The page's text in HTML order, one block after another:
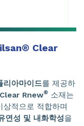
® Clear
리아마이드를 제공하
Clear Rnew® 소재는
적으로 적합하며
연성 및 내화학성을